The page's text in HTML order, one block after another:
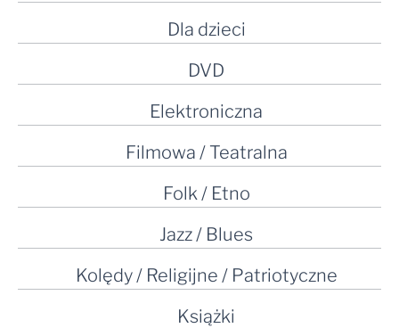
Dla dzieci
DVD
Elektroniczna
Filmowa / Teatralna
Folk / Etno
Jazz / Blues
Kolędy / Religijne / Patriotyczne
Książki